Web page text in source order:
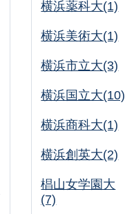
横浜薬科大(1)
横浜美術大(1)
横浜市立大(3)
横浜国立大(10)
横浜商科大(1)
横浜創英大(2)
椙山女学園大
(7)